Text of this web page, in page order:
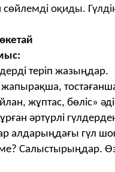
сөйлемді оқиды.
теріп жазыңдар.
жапырақша,
жұптас, бөліс»
әртүрлі
алдарыңдағы гүл
Салыстырыңдар.